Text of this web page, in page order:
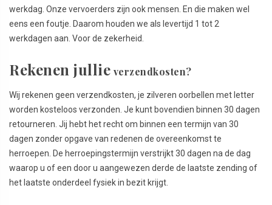
werkdag. Onze vervoerders zijn ook mensen. En die maken wel
eens een foutje. Daarom houden we als levertijd 1 tot 2
werkdagen aan. Voor de zekerheid.
Rekenen jullie verzendkosten?
Wij rekenen geen verzendkosten, je zilveren oorbellen met letter
worden kosteloos verzonden. Je kunt bovendien binnen 30 dagen
retourneren. Jij hebt het recht om binnen een termijn van 30
dagen zonder opgave van redenen de overeenkomst te
herroepen. De herroepingstermijn verstrijkt 30 dagen na de dag
waarop u of een door u aangewezen derde de laatste zending of
het laatste onderdeel fysiek in bezit krijgt.